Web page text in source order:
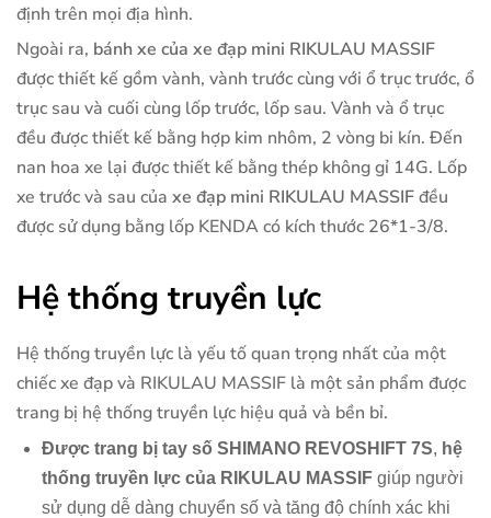
định trên mọi địa hình.
Ngoài ra, bánh xe của xe đạp mini RIKULAU MASSIF
được thiết kế gồm vành, vành trước cùng với ổ trục trước, ổ
trục sau và cuối cùng lốp trước, lốp sau. Vành và ổ trục
đều được thiết kế bằng hợp kim nhôm, 2 vòng bi kín. Đến
nan hoa xe lại được thiết kế bằng thép không gỉ 14G. Lốp
xe trước và sau của xe đạp mini RIKULAU MASSIFđều
được sử dụng bằng lốp KENDA có kích thước 26*1-3/8.
Hệ thống truyền lực
Hệ thống truyền lực là yếu tố quan trọng nhất của một
chiếc xe đạp và RIKULAU MASSIF là một sản phẩm được
trang bị hệ thống truyền lực hiệu quả và bền bỉ.
Được trang bị tay số SHIMANO REVOSHIFT 7S, hệ
thống truyền lực của RIKULAU MASSIFgiúp người
sử dụng dễ dàng chuyển số và tăng độ chính xác khi